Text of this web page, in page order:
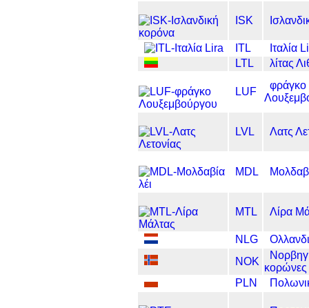
ISK
ITL
Ιταλία
LTL
λίτας
LUF
φράγκο
LVL Λατς
MDL
MTL Λίρα
NLG
NOK
κορώνες
PLN